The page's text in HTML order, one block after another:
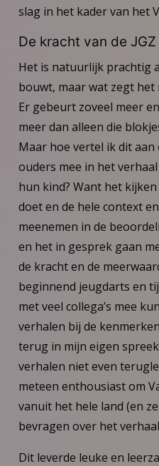
slag in het kader van het
De kracht van de JGZ
Het is natuurlijk prachtig
bouwt, maar wat zegt het
Er gebeurt zoveel meer
meer dan alleen die
Maar hoe vertel ik dit aan
ouders mee in het
hun kind? Want het
doet en de hele context
meenemen in de
en het in gesprek gaan
de kracht en de
beginnend jeugdarts en
met veel collega’s mee
verhalen bij de
terug in mijn eigen
verhalen niet even
meteen enthousiast om
vanuit het hele land (en
bevragen over het
Dit leverde leuke en